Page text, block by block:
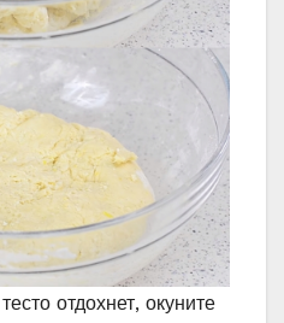
отдохнет, окуните